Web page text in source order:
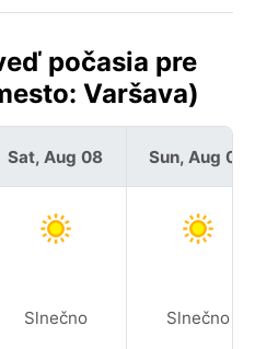
počasia pre
Varšava)
Sat, Aug 08
Slnečno
Sun, Aug 09
Slnečno